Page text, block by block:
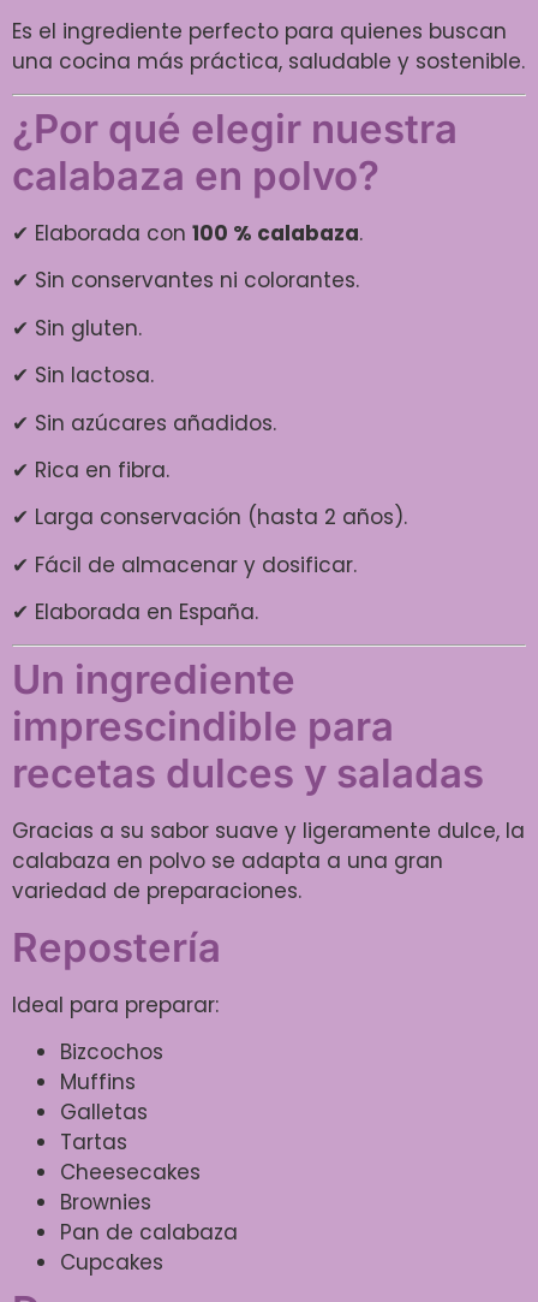
Es el ingrediente perfecto para quienes buscan
una cocina más práctica, saludable y sostenible.
¿Por qué elegir nuestra
calabaza en polvo?
✔ Elaborada con 100 % calabaza.
✔ Sin conservantes ni colorantes.
✔ Sin gluten.
✔ Sin lactosa.
✔ Sin azúcares añadidos.
✔ Rica en fibra.
✔ Larga conservación (hasta 2 años).
✔ Fácil de almacenar y dosificar.
✔ Elaborada en España.
Un ingrediente
imprescindible para
recetas dulces y saladas
Gracias a su sabor suave y ligeramente dulce, la
calabaza en polvo se adapta a una gran
variedad de preparaciones.
Repostería
Ideal para preparar:
Bizcochos
Muffins
Galletas
Tartas
Cheesecakes
Brownies
Pan de calabaza
Cupcakes